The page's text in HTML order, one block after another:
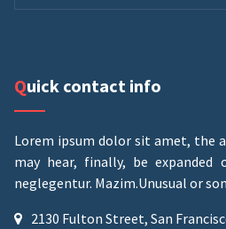
Quick contact info
Lorem ipsum dolor sit amet, the
may hear, finally, be expanded
neglegentur. Mazim.Unusual or
2130 Fulton Street, San